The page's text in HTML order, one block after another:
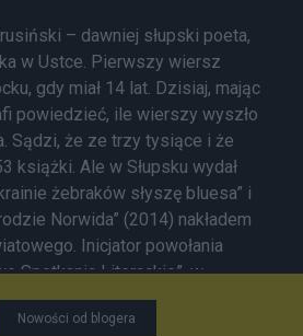
– dawniej słupski poeta,
w Ustce. Pierwszy wiersz
gdy miał 14 lat. Dzisiaj, mając
powiedzieć, ile wierszy wyszło
Sądzi, że ze trzy tysiące i że
książki. Ale w Słupsku wydał
żebraków słyszę bluesa” i
Norwida” (2014) nakładem
Inicjator powołania
Spotkania Literackie”, w
Korespondencyjnego
Pisarzy w Słupsku. W 1980 roku
Nowości od blogera